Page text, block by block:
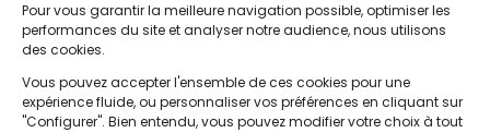
Pour vous garantir la meilleure navigation possible, optimiser les
performances du site et analyser notre audience, nous utilisons
des cookies.
Vous pouvez accepter l'ensemble de ces cookies pour une
expérience fluide, ou personnaliser vos préférences en cliquant sur
"Configurer". Bien entendu, vous pouvez modifier votre choix à tout
auprès des autorités locales les possibilités
d’importation ou d’utilisation des produits ou
services que vous envisagez de